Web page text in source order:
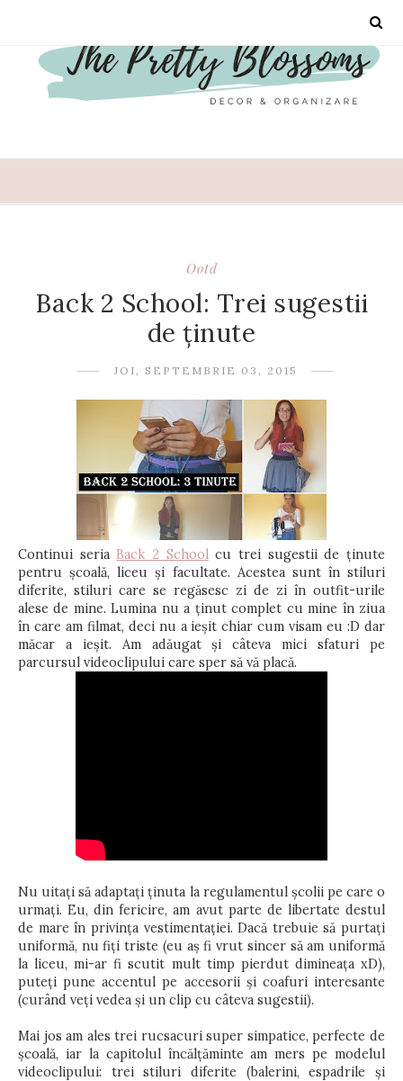
Ootd
Back 2 School: Trei sugestii
de ținute
JOI, SEPTEMBRIE 03, 2015
Continui seria Back 2 Schoolcu trei sugestii de ținute
pentru școală, liceu și facultate. Acestea sunt în stiluri
diferite, stiluri care se regăsesc zi de zi în outfit-urile
alese de mine. Lumina nu a ținut complet cu mine în ziua
în care am filmat, deci nu a ieșit chiar cum visam eu :D dar
măcar a ieșit. Am adăugat și câteva mici sfaturi pe
parcursul videoclipului care sper să vă placă.
Nu uitați să adaptați ținuta la regulamentul școlii pe care o
urmați. Eu, din fericire, am avut parte de libertate destul
de mare în privința vestimentației. Dacă trebuie să purtați
uniformă, nu fiți triste (eu aș fi vrut sincer să am uniformă
la liceu, mi-ar fi scutit mult timp pierdut dimineața xD),
puteți pune accentul pe accesorii și coafuri interesante
(curând veți vedea și un clip cu câteva sugestii).
Mai jos am ales trei rucsacuri super simpatice, perfecte de
școală, iar la capitolul încălțăminte am mers pe modelul
videoclipului: trei stiluri diferite (balerini, espadrile și